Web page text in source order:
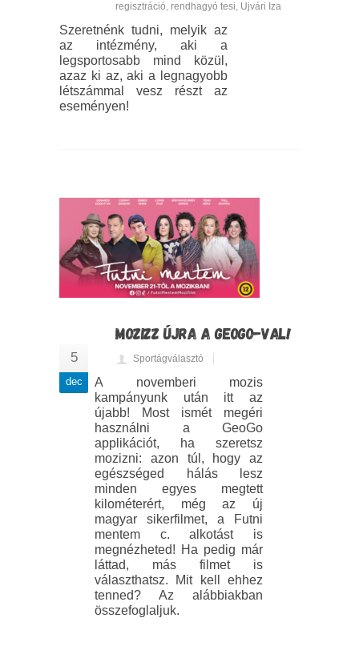
regisztráció, rendhagyó tesi, Ujvári Iza
Szeretnénk tudni, melyik az
az intézmény, aki a
legsportosabb mind közül,
azaz ki az, aki a legnagyobb
létszámmal vesz részt az
eseményen!
5
dec
MOZIZZ ÚJRA A GEOGO-VAL!
Sportágválasztó
A novemberi mozis
kampányunk után itt az
újabb! Most ismét megéri
használni a GeoGo
applikációt, ha szeretsz
mozizni: azon túl, hogy az
egészséged hálás lesz
minden egyes megtett
kilométerért, még az új
magyar sikerfilmet, a Futni
mentem c. alkotást is
megnézheted! Ha pedig már
láttad, más filmet is
választhatsz. Mit kell ehhez
tenned? Az alábbiakban
összefoglaljuk.